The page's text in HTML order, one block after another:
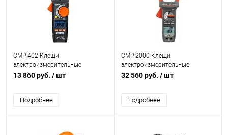
CMP-402 Клещи
электроизмерительные
13 860 руб. / шт
Подробнее
CMP-2000 Клещи
электроизмерительные
32 560 руб. / шт
Подробнее